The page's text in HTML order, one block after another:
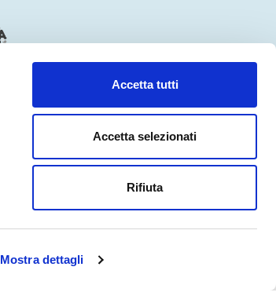
Mostra dettagli
Accetta tutti
Accetta selezionati
Rifiuta